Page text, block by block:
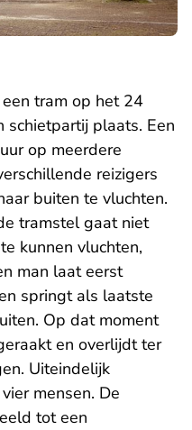
tram op het 24
schietpartij plaats. Een
op meerdere
reizigers
buiten te vluchten.
tramstel gaat niet
kunnen vluchten,
man laat eerst
springt als laatste
Op dat moment
en overlijdt ter
Uiteindelijk
mensen. De
tot een